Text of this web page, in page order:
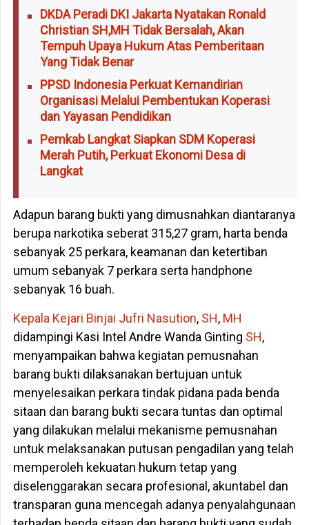
DKDA Peradi DKI Jakarta Nyatakan Ronald
Christian SH,MH Tidak Bersalah, Akan
Tempuh Upaya Hukum Atas Pemberitaan
Yang Tidak Benar
PPSD Indonesia Perkuat Kemandirian
Organisasi Melalui Pembentukan Koperasi
dan Yayasan Pendidikan
Pemkab Langkat Siapkan SDM Koperasi
Merah Putih, Perkuat Ekonomi Desa di
Langkat
Adapun barang bukti yang dimusnahkan diantaranya
berupa narkotika seberat 315,27 gram, harta benda
sebanyak 25 perkara, keamanan dan ketertiban
umum sebanyak 7 perkara serta handphone
sebanyak 16 buah.
Kepala Kejari Binjai Jufri Nasution,SH,MH
didampingi Kasi Intel Andre Wanda Ginting SH,
menyampaikan bahwa kegiatan pemusnahan
barang bukti dilaksanakan bertujuan untuk
menyelesaikan perkara tindak pidana pada benda
sitaan dan barang bukti secara tuntas dan optimal
yang dilakukan melalui mekanisme pemusnahan
untuk melaksanakan putusan pengadilan yang telah
memperoleh kekuatan hukum tetap yang
diselenggarakan secara profesional, akuntabel dan
transparan guna mencegah adanya penyalahgunaan